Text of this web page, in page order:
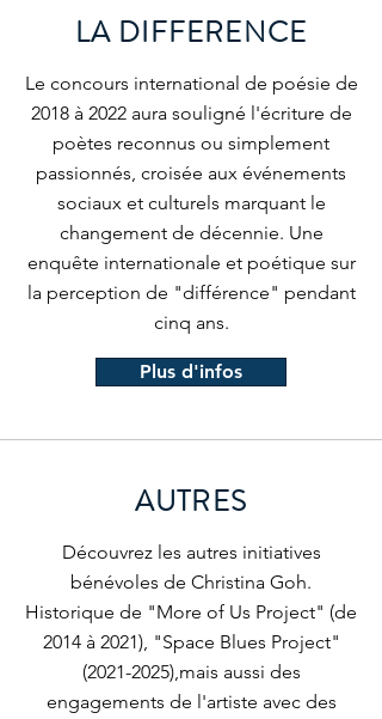
LA DIFFERENCE
Le concours international de poésie de
2018 à 2022 aura souligné l'écriture de
poètes reconnus ou simplement
passionnés, croisée aux événements
sociaux et culturels marquant le
changement de décennie. Une
enquête internationale et poétique sur
la perception de "différence" pendant
cinq ans.
Plus d'infos
AUTRES
Découvrez les autres initiatives
bénévoles de Christina Goh.
Historique de "More of Us Project" (de
2014 à 2021), "Space Blues Project"
(2021-2025),mais aussi des
engagements de l'artiste avec des